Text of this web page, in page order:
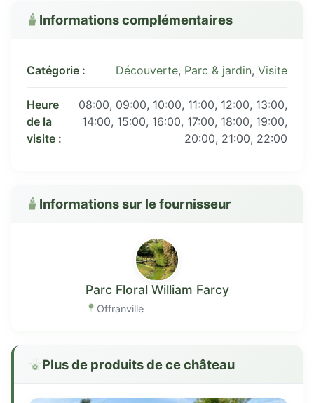
Informations complémentaires
Catégorie : Découverte, Parc & jardin, Visite
Heure
de la
visite :
08:00, 09:00, 10:00, 11:00, 12:00, 13:00,
14:00, 15:00, 16:00, 17:00, 18:00, 19:00,
20:00, 21:00, 22:00
Informations sur le fournisseur
Parc Floral William Farcy
Offranville
Plus de produits de ce château